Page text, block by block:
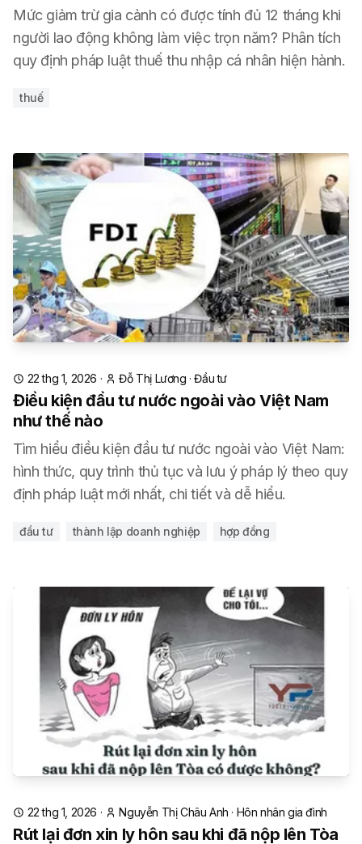
Mức giảm trừ gia cảnh có được tính đủ 12 tháng khi
người lao động không làm việc trọn năm? Phân tích
quy định pháp luật thuế thu nhập cá nhân hiện hành.
thuế
22 thg 1, 2026 · Đỗ Thị Lương ·Đầu tư
Điều kiện đầu tư nước ngoài vào Việt Nam
như thế nào
Tìm hiểu điều kiện đầu tư nước ngoài vào Việt Nam:
hình thức, quy trình thủ tục và lưu ý pháp lý theo quy
định pháp luật mới nhất, chi tiết và dễ hiểu.
đầu tư thành lập doanh nghiệp hợp đồng
22 thg 1, 2026 · Nguyễn Thị Châu Anh · Hôn nhân gia đình
Rút lại đơn xin ly hôn sau khi đã nộp lên Tòa